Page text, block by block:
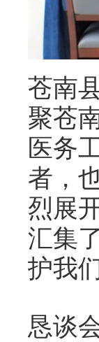
苍南
聚苍
医务
者，
烈展
汇集
护我
恳谈